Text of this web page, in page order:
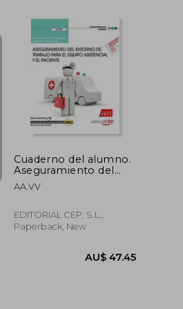
186.82
Cuaderno del alumno.
Aseguramiento del
entorno de trabajo
para el equipo
paciente (UF0682).
Certificados de
AA.VV
EDITORIAL CEP, S.L.,
Paperback, New